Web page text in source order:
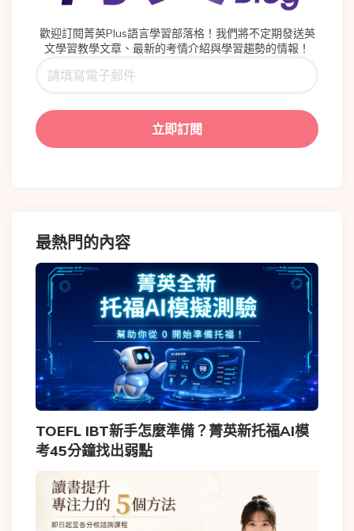
歡迎訂閱菁英Plus語言學習部落格！我們將不定期發送英
文學習教學文章、最新的考情介紹與學習趨勢的情報！
最熱門的內容
TOEFL IBT新手怎麼準備？菁英新托福AI模
考45分鐘找出弱點